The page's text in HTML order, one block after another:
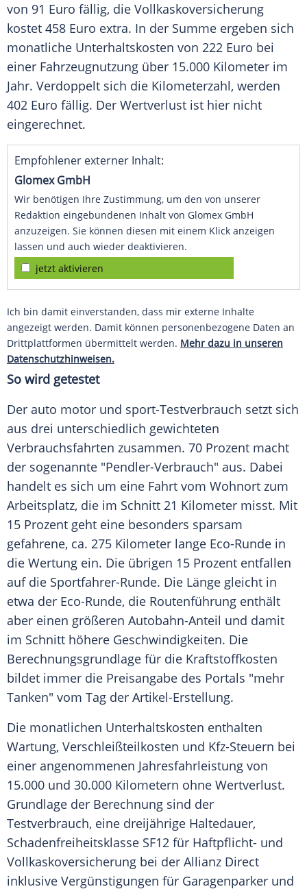
von 91 Euro fällig, die Vollkaskoversicherung
kostet 458 Euro extra. In der Summe ergeben sich
monatliche Unterhaltskosten von 222 Euro bei
einer Fahrzeugnutzung über 15.000 Kilometer im
Jahr. Verdoppelt sich die Kilometerzahl, werden
402 Euro fällig. Der Wertverlust ist hier nicht
eingerechnet.
Empfohlener externer Inhalt:
Glomex GmbH
Wir benötigen Ihre Zustimmung, um den von unserer
Redaktion eingebundenen Inhalt von Glomex GmbH
anzuzeigen. Sie können diesen mit einem Klick anzeigen
lassen und auch wieder deaktivieren.
jetzt aktivieren
Ich bin damit einverstanden, dass mir externe Inhalte
angezeigt werden. Damit können personenbezogene Daten an
Drittplattformen übermittelt werden. Mehr dazu in unseren
Datenschutzhinweisen.
So wird getestet
Der auto motor und sport-Testverbrauch setzt sich
aus drei unterschiedlich gewichteten
Verbrauchsfahrten zusammen. 70 Prozent macht
der sogenannte "Pendler-Verbrauch" aus. Dabei
handelt es sich um eine Fahrt vom Wohnort zum
Arbeitsplatz, die im Schnitt 21 Kilometer misst. Mit
15 Prozent geht eine besonders sparsam
gefahrene, ca. 275 Kilometer lange Eco-Runde in
die Wertung ein. Die übrigen 15 Prozent entfallen
auf die Sportfahrer-Runde. Die Länge gleicht in
etwa der Eco-Runde, die Routenführung enthält
aber einen größeren Autobahn-Anteil und damit
im Schnitt höhere Geschwindigkeiten. Die
Berechnungsgrundlage für die Kraftstoffkosten
bildet immer die Preisangabe des Portals "mehr
Tanken" vom Tag der Artikel-Erstellung.
Die monatlichen Unterhaltskosten enthalten
Wartung, Verschleißteilkosten und Kfz-Steuern bei
einer angenommenen Jahresfahrleistung von
15.000 und 30.000 Kilometern ohne Wertverlust.
Grundlage der Berechnung sind der
Testverbrauch, eine dreijährige Haltedauer,
Schadenfreiheitsklasse SF12 für Haftpﬂicht- und
Vollkaskoversicherung bei der Allianz Direct
inklusive Vergünstigungen für Garagenparker und